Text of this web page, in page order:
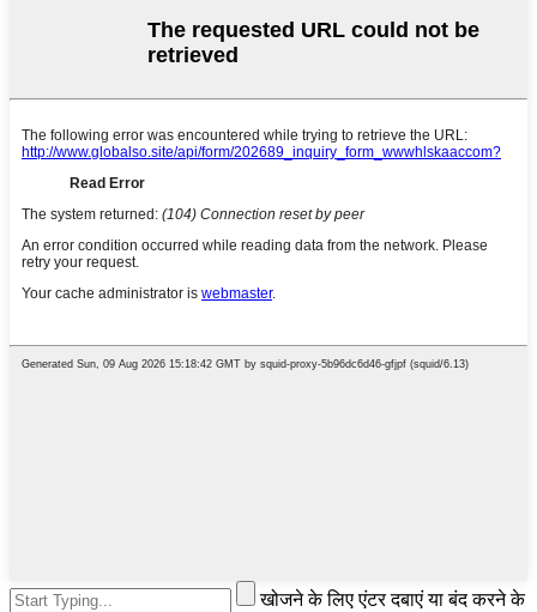
खोजने के लिए एंटर दबाएं या बंद करने के